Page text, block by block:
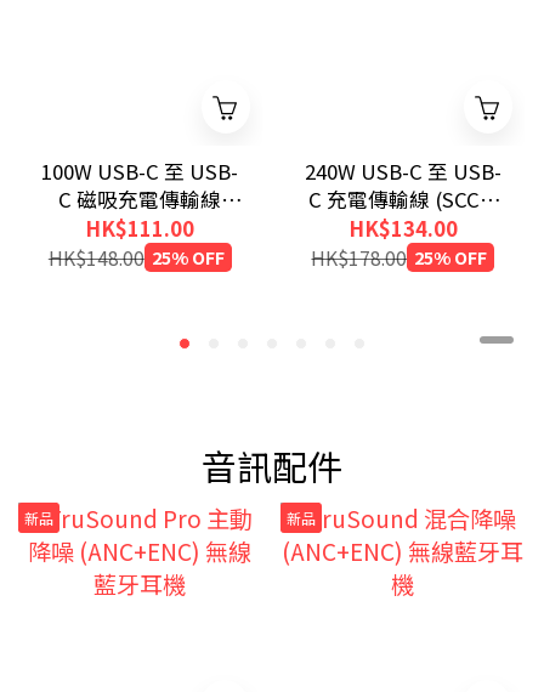
100W USB-C 至 USB-
C 磁吸充電傳輸線
(200cm)
HK$111.00
HK$148.00 25% OFF
240W USB-C 至 USB-
C 充電傳輸線 (SCC4-
CC240)
HK$134.00
HK$178.00 25% OFF
音訊配件
新品 新品